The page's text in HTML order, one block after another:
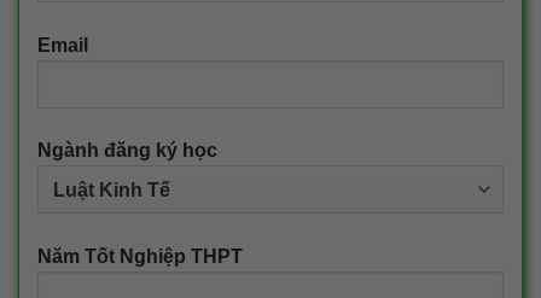
Email
Ngành đăng ký học
Năm Tốt Nghiệp THPT